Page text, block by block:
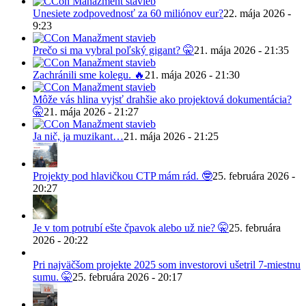
Unesiete zodpovednosť za 60 miliónov eur?22. mája 2026 -
9:23
Prečo si ma vybral poľský gigant? 🤫21. mája 2026 - 21:35
Zachránili sme kolegu. 🔥 21. mája 2026 - 21:30
Môže vás hlina vyjsť drahšie ako projektová dokumentácia?
🤫21. mája 2026 - 21:27
Ja nič, ja muzikant…21. mája 2026 - 21:25
Projekty pod hlavičkou CTP mám rád. 🤓25. februára 2026 -
20:27
Je v tom potrubí ešte čpavok alebo už nie? 🤫25. februára
2026 - 20:22
Pri najväčšom projekte 2025 som investorovi ušetril 7-miestnu
sumu. 🤫25. februára 2026 - 20:17